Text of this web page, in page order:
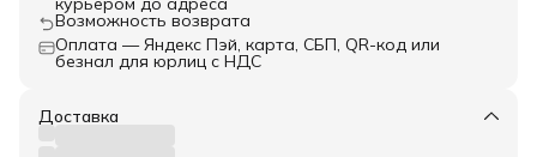
Возможность возврата
Оплата — Яндекс Пэй, карта, СБП, QR-код или
безнал для юрлиц с НДС
Доставка